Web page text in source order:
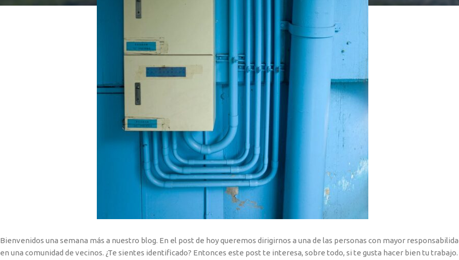
Bienvenidos una semana más a nuestro blog. En el post de hoy queremos dirigirnos a una de las personas con mayor
en una comunidad de vecinos. ¿Te sientes identificado? Entonces este post te interesa, sobre todo, si te gusta hacer bien tu trabajo.